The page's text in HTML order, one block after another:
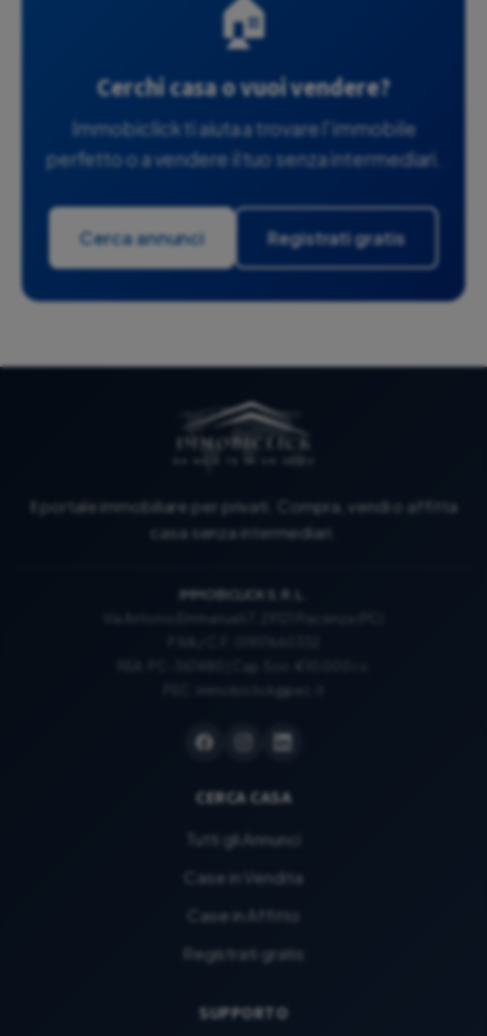
🏠
Cerchi casa o vuoi vendere?
Immobiclick ti aiuta a trovare l'immobile
perfetto o a vendere il tuo senza intermediari.
Cerca annunci Registrati gratis
Il portale immobiliare per privati. Compra, vendi o affitta
casa senza intermediari.
IMMOBICLICK S.R.L.
CERCA CASA
Tutti gli Annunci
Case in Vendita
Case in Affitto
Registrati gratis
SUPPORTO